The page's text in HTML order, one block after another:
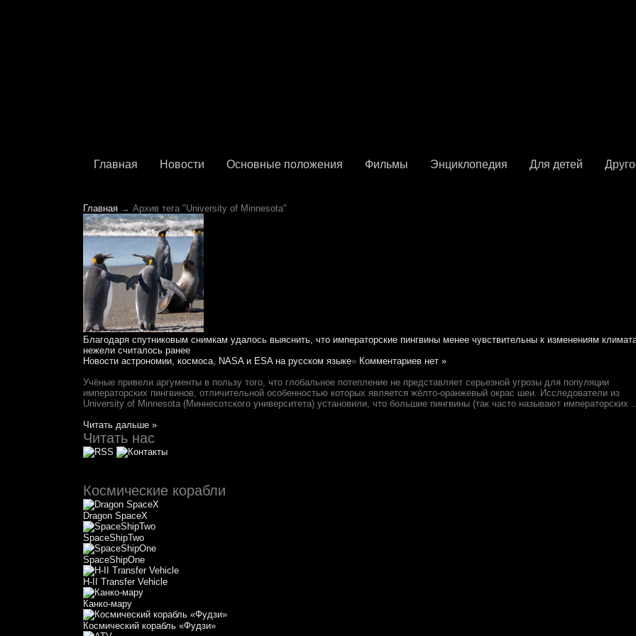
Главная Новости Основные положения Фильмы Энциклопедия Для детей
Главная → Архив тега "University of Minnesota"
Благодаря спутниковым снимкам удалось выяснить, что императорские пингвины менее чувствительны к изменениям
нежели считалось ранее
Новости астрономии, космоса, NASA и ESA на русском языке» Комментариев нет »
Учёные привели аргументы в пользу того, что глобальное потепление не представляет серьезной угрозы для популяции
императорских пингвинов, отличительной особенностью которых является жёлто-оранжевый окрас шеи. Исследователи из
University of Minnesota (Миннесотского университета) установили, что большие пингвины (так часто называют императорских
Читать дальше »
Читать нас
Космические корабли
Dragon SpaceX
SpaceShipTwo
SpaceShipOne
H-II Transfer Vehicle
Канко-мару
Космический корабль «Фудзи»